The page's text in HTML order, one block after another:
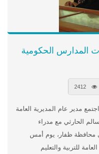
المدارس الحكومية
مدير عام المديرية العامة
الحارثي مع مدراء
محافظة ظفار، يوم أمس
للتربية والتعليم